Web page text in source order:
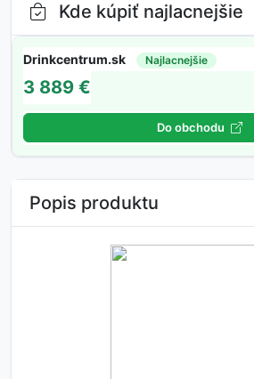
Kde kúpiť najlacnejšie
Drinkcentrum.sk Najlacnejšie
3 889 €
Do obchodu
Popis produktu